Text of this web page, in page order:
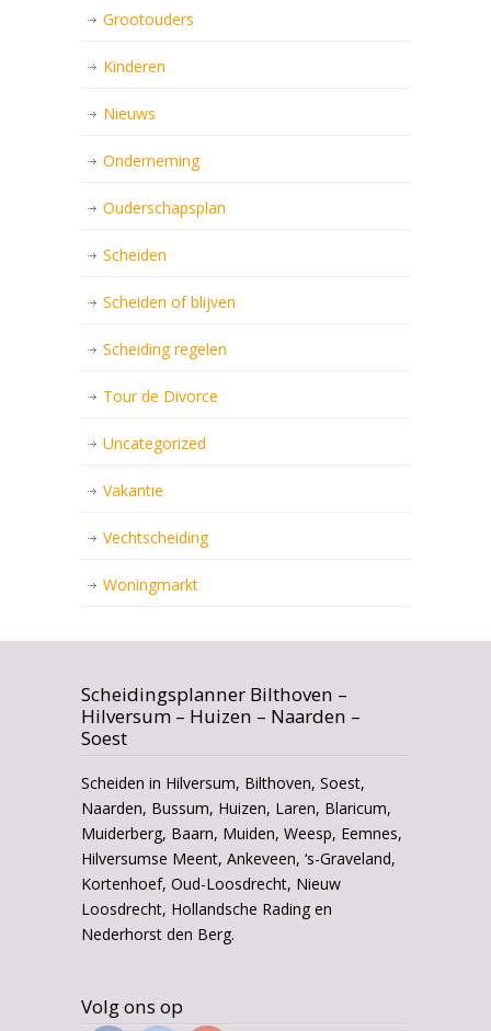
Grootouders
Kinderen
Nieuws
Onderneming
Ouderschapsplan
Scheiden
Scheiden of blijven
Scheiding regelen
Tour de Divorce
Uncategorized
Vakantie
Vechtscheiding
Woningmarkt
Scheidingsplanner Bilthoven –
Hilversum – Huizen – Naarden –
Soest
Scheiden in Hilversum, Bilthoven, Soest,
Naarden, Bussum, Huizen, Laren, Blaricum,
Muiderberg, Baarn, Muiden, Weesp, Eemnes,
Hilversumse Meent, Ankeveen, ‘s-Graveland,
Kortenhoef, Oud-Loosdrecht, Nieuw
Loosdrecht, Hollandsche Rading en
Nederhorst den Berg.
Volg ons op